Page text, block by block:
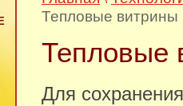
Тепловые витрины
Тепловые
Для